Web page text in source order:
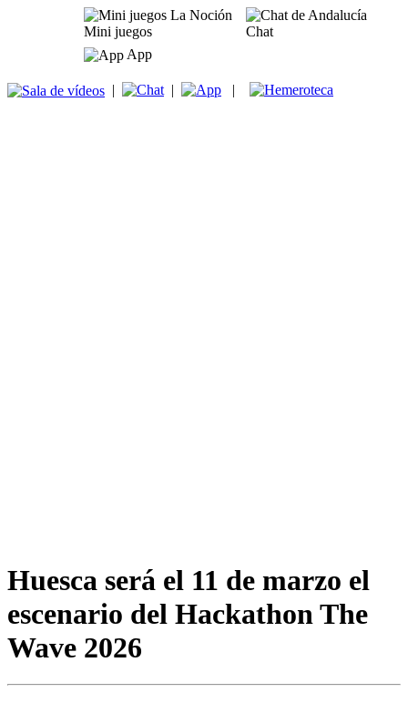
Mini juegos
Chat
App
| | |
Huesca será el 11 de marzo el
escenario del Hackathon The
Wave 2026